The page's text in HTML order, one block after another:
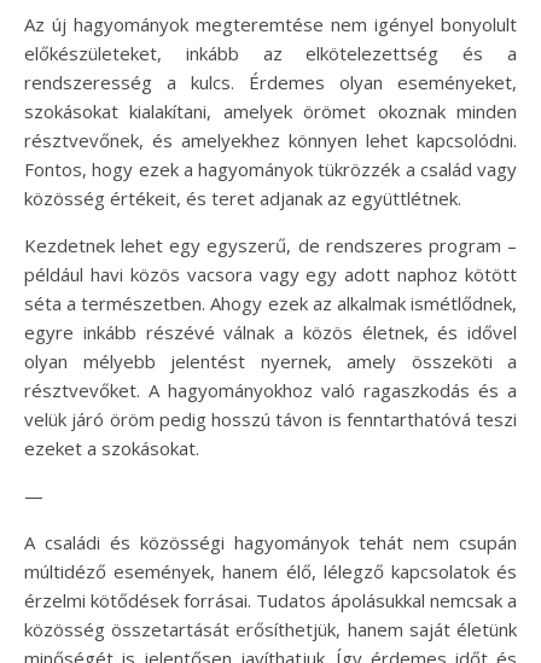
Az új hagyományok megteremtése nem igényel bonyolult
előkészületeket, inkább az elkötelezettség és a
rendszeresség a kulcs. Érdemes olyan eseményeket,
szokásokat kialakítani, amelyek örömet okoznak minden
résztvevőnek, és amelyekhez könnyen lehet kapcsolódni.
Fontos, hogy ezek a hagyományok tükrözzék a család vagy
közösség értékeit, és teret adjanak az együttlétnek.
Kezdetnek lehet egy egyszerű, de rendszeres program –
például havi közös vacsora vagy egy adott naphoz kötött
séta a természetben. Ahogy ezek az alkalmak ismétlődnek,
egyre inkább részévé válnak a közös életnek, és idővel
olyan mélyebb jelentést nyernek, amely összeköti a
résztvevőket. A hagyományokhoz való ragaszkodás és a
velük járó öröm pedig hosszú távon is fenntarthatóvá teszi
ezeket a szokásokat.
—
A családi és közösségi hagyományok tehát nem csupán
múltidéző események, hanem élő, lélegző kapcsolatok és
érzelmi kötődések forrásai. Tudatos ápolásukkal nemcsak a
közösség összetartását erősíthetjük, hanem saját életünk